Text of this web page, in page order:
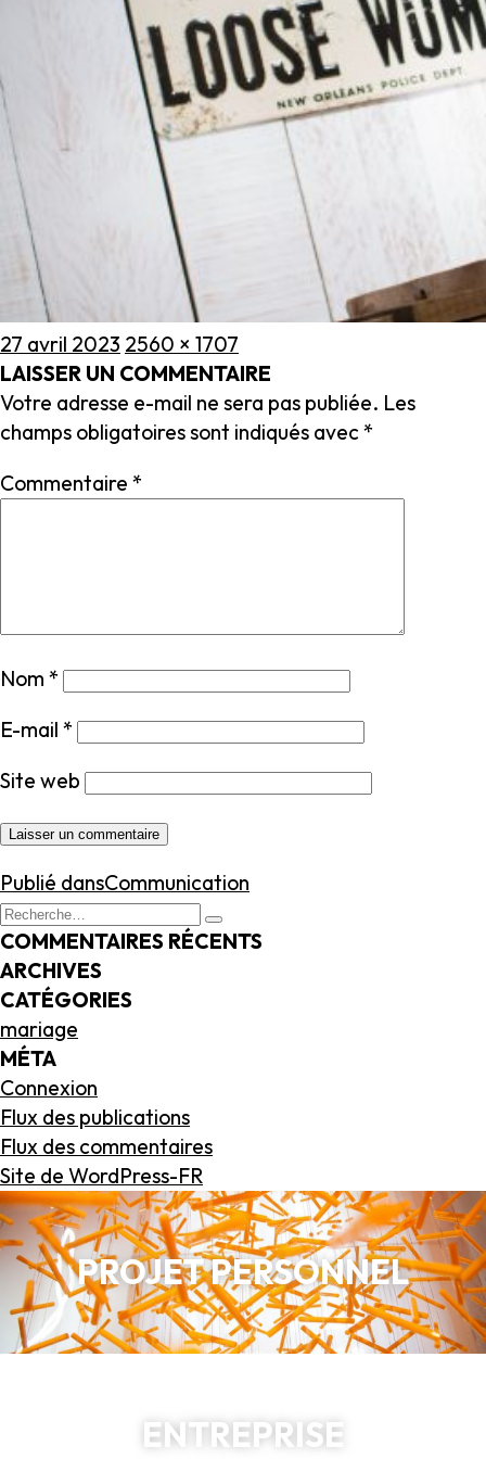
Publié
le
27 avril 2023 Taille
réelle
2560 × 1707
LAISSER UN COMMENTAIRE
Votre adresse e-mail ne sera pas publiée. Les
champs obligatoires sont indiqués avec*
Commentaire *
Nom *
E-mail *
Site web
NAVIGATION
DE
L’ARTICLE
Publié dansCommunication
Recherche
pour
:
Recherche
COMMENTAIRES RÉCENTS
ARCHIVES
CATÉGORIES
mariage
MÉTA
Connexion
Flux des publications
Flux des commentaires
Site de WordPress-FR
PROJET PERSONNEL
ENTREPRISE